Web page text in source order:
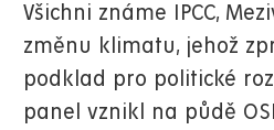
Všichni známe IPCC,
změnu klimatu, jehož
podklad pro politické
panel vznikl na půdě